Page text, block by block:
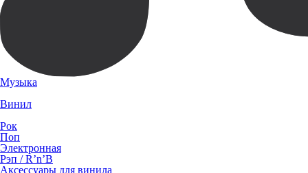
Музыка
Винил
Рок
Поп
Электронная
Рэп / R’n’B
Аксессуары для винила